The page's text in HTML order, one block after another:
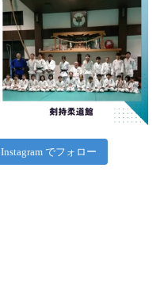
Instagram でフォロー